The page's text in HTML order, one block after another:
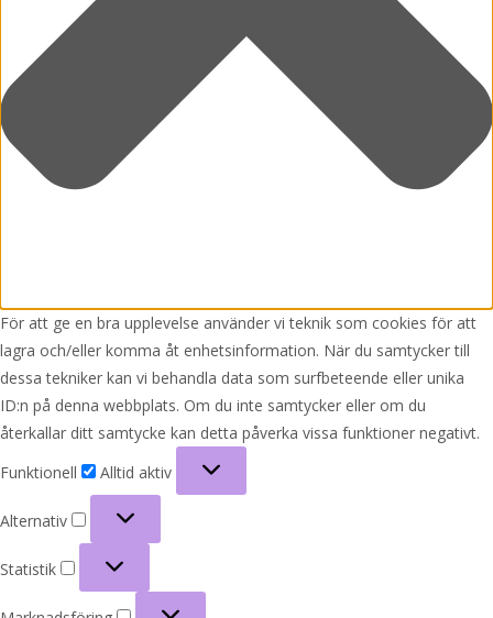
För att ge en bra upplevelse använder vi teknik som cookies för att
lagra och/eller komma åt enhetsinformation. När du samtycker till
dessa tekniker kan vi behandla data som surfbeteende eller unika
ID:n på denna webbplats. Om du inte samtycker eller om du
återkallar ditt samtycke kan detta påverka vissa funktioner negativt.
Funktionell
Alltid aktiv
Alternativ
Statistik